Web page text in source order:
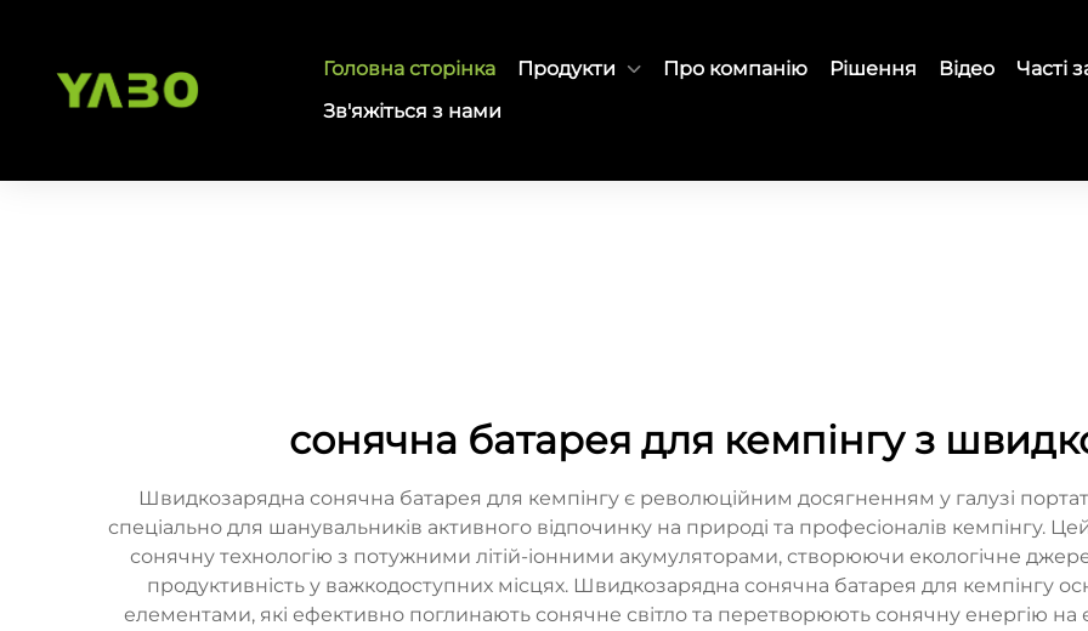
Головна сторінка Продукти Про компанію Рішення Відео Часті
Зв'яжіться з нами
сонячна батарея для кемпінгу з
Швидкозарядна сонячна батарея для кемпінгу є революційним досягненням у галузі
спеціально для шанувальників активного відпочинку на природі та професіоналів кемпінгу.
сонячну технологію з потужними літій-іонними акумуляторами, створюючи екологічне
продуктивність у важкодоступних місцях. Швидкозарядна сонячна батарея для кемпінгу
елементами, які ефективно поглинають сонячне світло та перетворюють сонячну енергію на